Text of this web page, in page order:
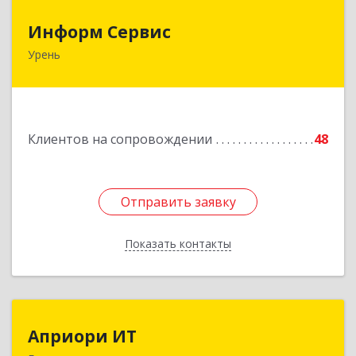
Информ Сервис
Урень
Клиентов на сопровождении 48
Отправить заявку
Показать контакты
Отправить заявку
Назад
Априори ИТ